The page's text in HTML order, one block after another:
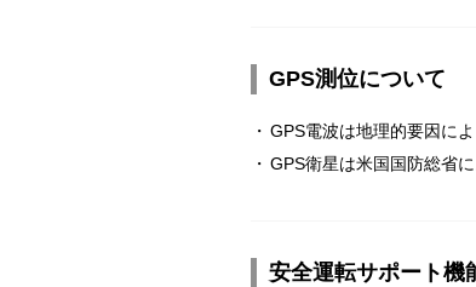
GPS測位について
・ GPS電波は地理的要因に
・ GPS衛星は米国国防総省
安全運転サポート機